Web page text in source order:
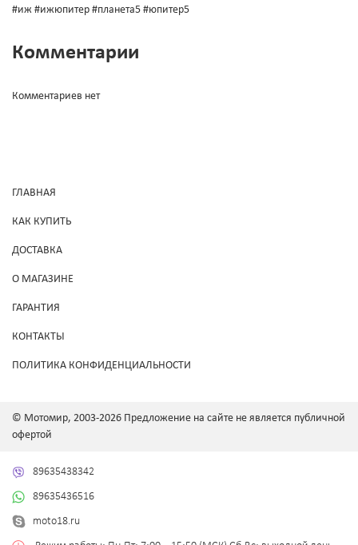
#иж #ижюпитер #планета5 #юпитер5
Комментарии
Комментариев нет
ГЛАВНАЯ
КАК КУПИТЬ
ДОСТАВКА
О МАГАЗИНЕ
ГАРАНТИЯ
КОНТАКТЫ
ПОЛИТИКА КОНФИДЕНЦИАЛЬНОСТИ
© Мотомир, 2003-2026 Предложение на сайте не является публичной
офертой
89635438342
89635436516
moto18.ru